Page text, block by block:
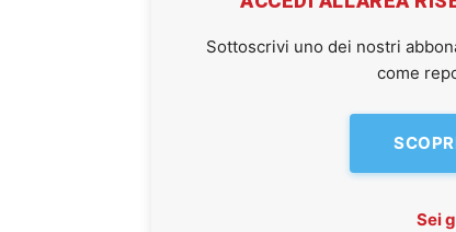
Sottoscrivi uno dei nostri
come
Sei